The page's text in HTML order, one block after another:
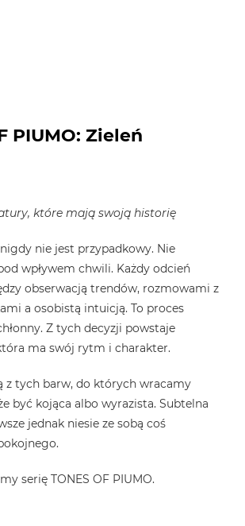
PIUMO: Zieleń
które mają swoją historię
nie jest przypadkowy. Nie
wpływem chwili. Każdy odcień
obserwacją trendów, rozmowami z
a osobistą intuicją. To proces
Z tych decyzji powstaje
ma swój rytm i charakter.
z tych barw, do których wracamy
być kojąca albo wyrazista. Subtelna
jednak niesie ze sobą coś
serię TONES OF PIUMO.